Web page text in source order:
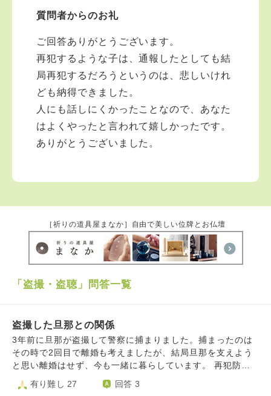
質問者からのお礼
ご回答ありがとうございます。
再犯するような子は、通報したとしても結
局再犯するだろうというのは、悲しいけれ
ども納得できました。
人にも話しにくかったことなので、あなた
はよくやったと言われて嬉しかったです。
ありがとうございました。
［祈りの道具屋まなか］自由で美しい位牌とお仏壇
「盗撮・盗聴」問答一覧
盗撮した旦那との関係
3年前に旦那が盗撮して警察に捕まりました。捕まったのは
その時で2回目で離婚も考えましたが、結局旦那を支えよう
と思い離婚はせず、今も一緒に暮らしています。 再犯防止
のために、位置情報を共有したり、友達や1人で出かけると
きはこまめに連絡するよう言っています。 旦那はよく友達
有り難し 27 回答 3